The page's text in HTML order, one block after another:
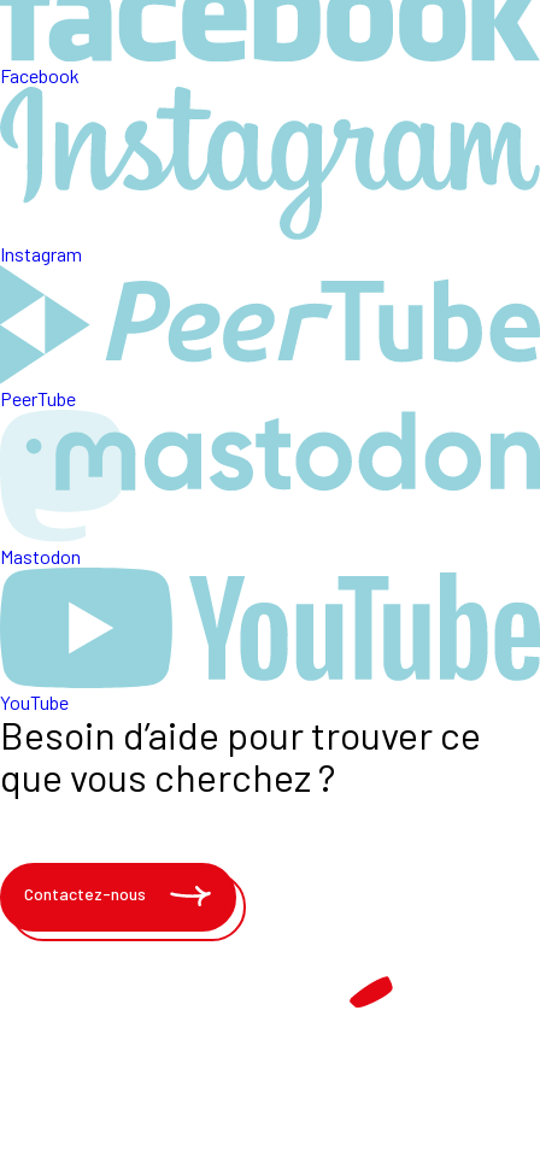
Facebook
Instagram
PeerTube
Mastodon
YouTube
Besoin d’aide pour trouver ce
que vous cherchez ?
Contactez-nous